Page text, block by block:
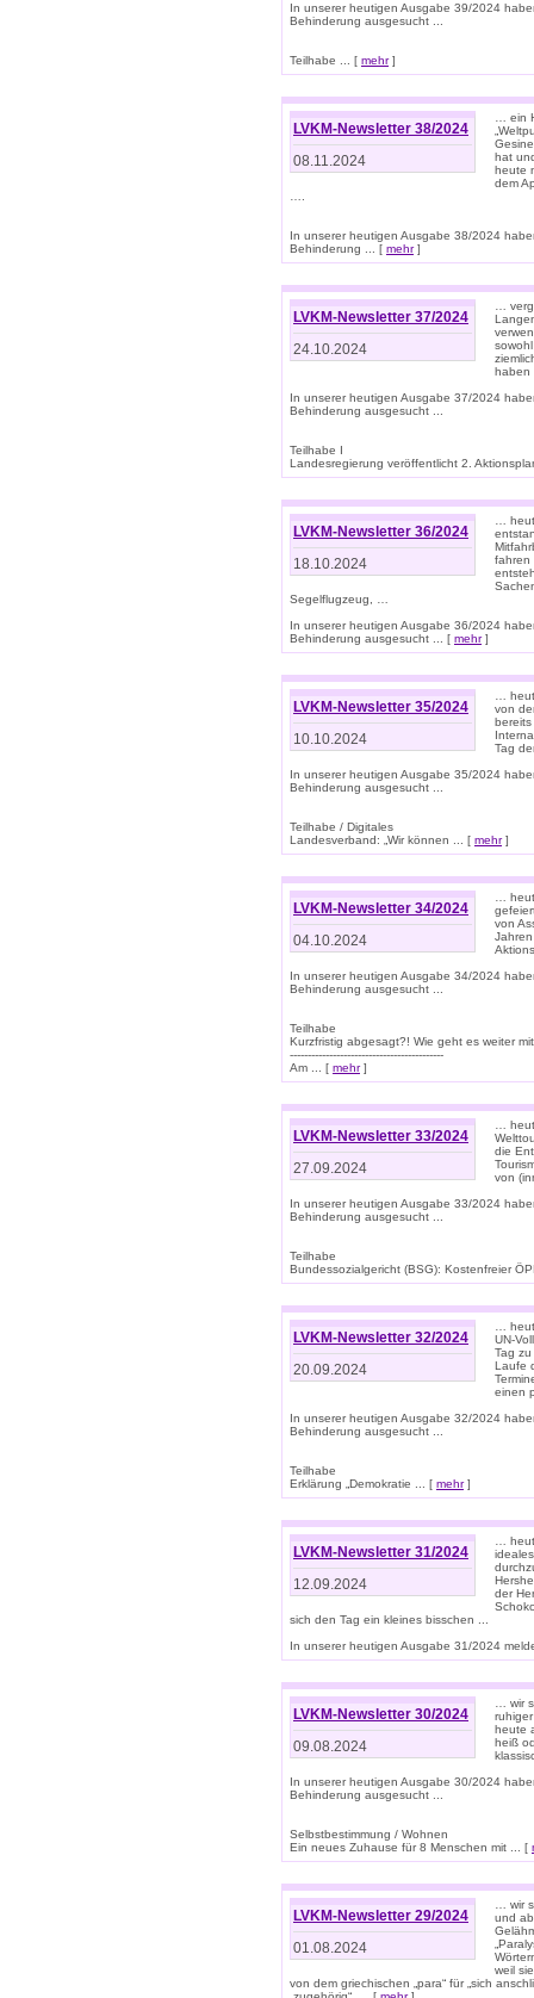
In unserer heutigen Ausgabe 39/2024
Behinderung ausgesucht ...
Teilhabe ... [ mehr]
LVKM-Newsletter 38/2024
08.11.2024
… ein
hat
heute
dem
In unserer heutigen Ausgabe 38/2024
Behinderung ... [ mehr]
LVKM-Newsletter 37/2024
24.10.2024
…
In unserer heutigen Ausgabe 37/2024
Behinderung ausgesucht ...
Teilhabe I
Landesregierung veröffentlicht 2.
LVKM-Newsletter 36/2024
18.10.2024
…
fahren
Segelflugzeug, …
In unserer heutigen Ausgabe 36/2024
Behinderung ausgesucht ... [ mehr]
LVKM-Newsletter 35/2024
10.10.2024
…
von
bereits
Tag
In unserer heutigen Ausgabe 35/2024
Behinderung ausgesucht ...
Teilhabe / Digitales
Landesverband: „Wir können ... [ mehr]
LVKM-Newsletter 34/2024
04.10.2024
…
von
In unserer heutigen Ausgabe 34/2024
Behinderung ausgesucht ...
Teilhabe
Kurzfristig abgesagt?! Wie geht es weiter
-------------------------------------------
Am ... [ mehr]
LVKM-Newsletter 33/2024
27.09.2024
…
die
von
In unserer heutigen Ausgabe 33/2024
Behinderung ausgesucht ...
Teilhabe
Bundessozialgericht (BSG): Kostenfreier
LVKM-Newsletter 32/2024
20.09.2024
…
UN-
Tag
Laufe
einen
In unserer heutigen Ausgabe 32/2024
Behinderung ausgesucht ...
Teilhabe
Erklärung „Demokratie ... [ mehr]
LVKM-Newsletter 31/2024
12.09.2024
…
der
sich den Tag ein kleines bisschen ...
In unserer heutigen Ausgabe 31/2024
LVKM-Newsletter 30/2024
09.08.2024
… wir
heute
heiß
In unserer heutigen Ausgabe 30/2024
Behinderung ausgesucht ...
Selbstbestimmung / Wohnen
Ein neues Zuhause für 8 Menschen mit ... [
LVKM-Newsletter 29/2024
01.08.2024
… wir
und
weil
von dem griechischen „para“ für „sich